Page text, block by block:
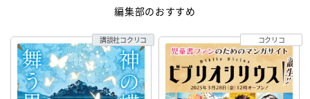
編集部のおすすめ
講談社コクリコ コクリコ